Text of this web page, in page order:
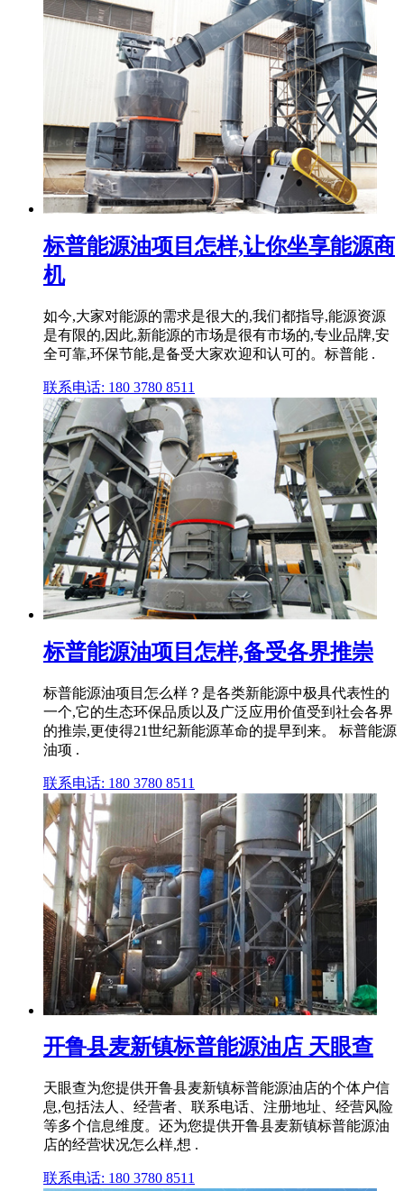
标普能源油项目怎样,让你坐享能源商
机
如今,大家对能源的需求是很大的,我们都指导,能源资源
是有限的,因此,新能源的市场是很有市场的,专业品牌,安
全可靠,环保节能,是备受大家欢迎和认可的。标普能 .
联系电话: 180 3780 8511
标普能源油项目怎样,备受各界推崇
标普能源油项目怎么样？是各类新能源中极具代表性的
一个,它的生态环保品质以及广泛应用价值受到社会各界
的推崇,更使得21世纪新能源革命的提早到来。 标普能源
油项 .
联系电话: 180 3780 8511
开鲁县麦新镇标普能源油店 天眼查
天眼查为您提供开鲁县麦新镇标普能源油店的个体户信
息,包括法人、经营者、联系电话、注册地址、经营风险
等多个信息维度。还为您提供开鲁县麦新镇标普能源油
店的经营状况怎么样,想 .
联系电话: 180 3780 8511